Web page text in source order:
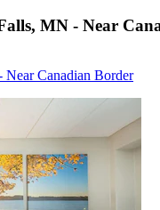
MN - Near
Canadian Border